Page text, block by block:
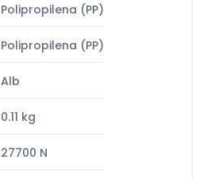
Polipropilena (PP)
Polipropilena (PP)
Alb
0.11 kg
27700 N